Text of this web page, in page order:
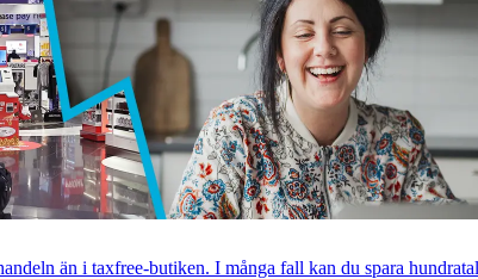
än i taxfree-butiken. I många fall kan du spara